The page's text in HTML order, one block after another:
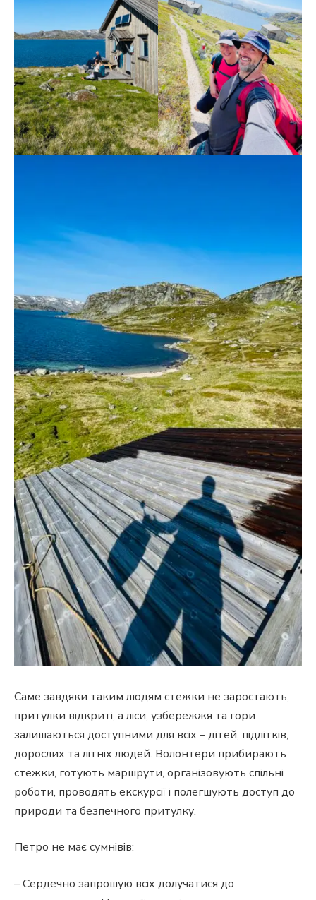
Саме завдяки таким людям стежки не заростають,
притулки відкриті, а ліси, узбережжя та гори
залишаються доступними для всіх – дітей, підлітків,
дорослих та літніх людей. Волонтери прибирають
стежки, готують маршрути, організовують спільні
роботи, проводять екскурсії і полегшують доступ до
природи та безпечного притулку.
Петро не має сумнівів:
– Сердечно запрошую всіх долучатися до